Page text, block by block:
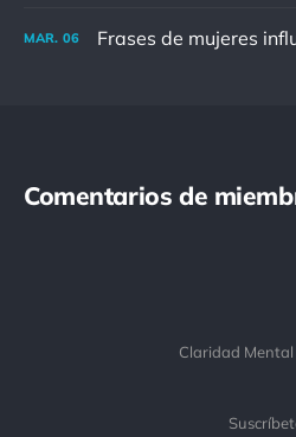
MAR. 06 Frases de mujeres
Comentarios de
Claridad